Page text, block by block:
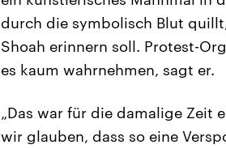
durch die symbolisch Blut
Shoah erinnern soll. Protest-
es kaum wahrnehmen, sagt er.
„Das war für die damalige Zeit
wir glauben, dass so eine